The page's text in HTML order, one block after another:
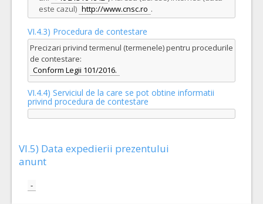
este cazul) http://www.cnsc.ro .
VI.4.3) Procedura de contestare
Precizari privind termenul (termenele) pentru procedurile
de contestare:
Conform Legii 101/2016.
VI.4.4) Serviciul de la care se pot obtine informatii
privind procedura de contestare
VI.5) Data expedierii prezentului
anunt
-